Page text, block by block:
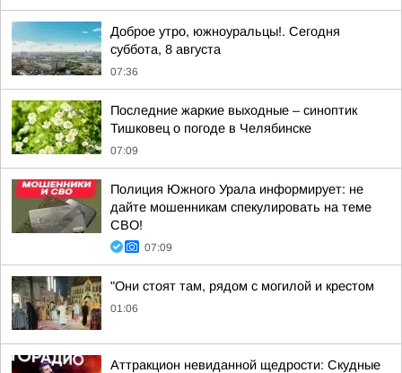
Доброе утро, южноуральцы!. Сегодня
суббота, 8 августа
07:36
Последние жаркие выходные – синоптик
Тишковец о погоде в Челябинске
07:09
Полиция Южного Урала информирует: не
дайте мошенникам спекулировать на теме
СВО!
07:09
"Они стоят там, рядом с могилой и крестом
01:06
Аттракцион невиданной щедрости: Скудные